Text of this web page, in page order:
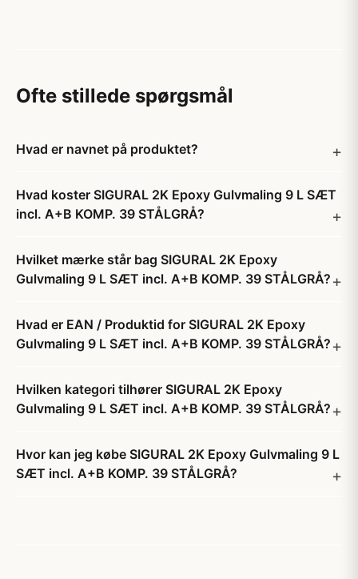
Ofte stillede spørgsmål
Hvad er navnet på produktet?
Hvad koster SIGURAL 2K Epoxy Gulvmaling 9 L SÆT
incl. A+B KOMP. 39 STÅLGRÅ?
Hvilket mærke står bag SIGURAL 2K Epoxy
Gulvmaling 9 L SÆT incl. A+B KOMP. 39 STÅLGRÅ?
Hvad er EAN / Produktid for SIGURAL 2K Epoxy
Gulvmaling 9 L SÆT incl. A+B KOMP. 39 STÅLGRÅ?
Hvilken kategori tilhører SIGURAL 2K Epoxy
Gulvmaling 9 L SÆT incl. A+B KOMP. 39 STÅLGRÅ?
Hvor kan jeg købe SIGURAL 2K Epoxy Gulvmaling 9 L
SÆT incl. A+B KOMP. 39 STÅLGRÅ?